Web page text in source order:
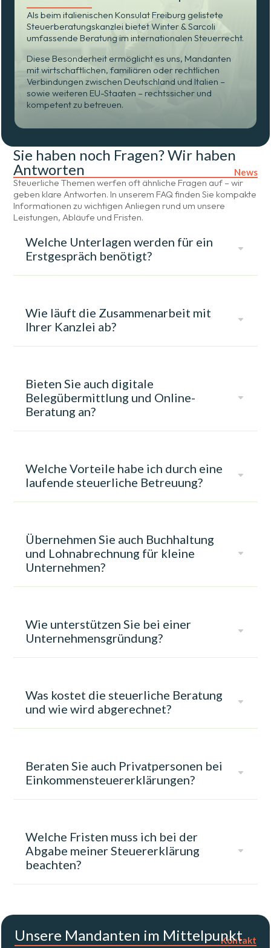
Als beim italienischen Konsulat Freiburg gelistete
Steuerberatungskanzlei bietet Winter & Sarcoli
umfassende Beratung im internationalen Steuerrecht.
Diese Besonderheit ermöglicht es uns, Mandanten
mit wirtschaftlichen, familiären oder rechtlichen
Verbindungen zwischen Deutschland und Italien –
sowie weiteren EU-Staaten – rechtssicher und
kompetent zu betreuen.
News
Sie haben noch Fragen? Wir haben
Antworten
Steuerliche Themen werfen oft ähnliche Fragen auf – wir
geben klare Antworten. In unserem FAQ finden Sie kompakte
Informationen zu wichtigen Anliegen rund um unsere
Leistungen, Abläufe und Fristen.
C
Welche Unterlagen werden für ein
Erstgespräch benötigt?
C
Wie läuft die Zusammenarbeit mit
Ihrer Kanzlei ab?
C
Bieten Sie auch digitale
Belegübermittlung und Online-
Beratung an?
C
Welche Vorteile habe ich durch eine
laufende steuerliche Betreuung?
C
Übernehmen Sie auch Buchhaltung
und Lohnabrechnung für kleine
Unternehmen?
C
Wie unterstützen Sie bei einer
Unternehmensgründung?
C
Was kostet die steuerliche Beratung
und wie wird abgerechnet?
C
Beraten Sie auch Privatpersonen bei
Einkommensteuererklärungen?
C
Welche Fristen muss ich bei der
Abgabe meiner Steuererklärung
beachten?
Kontakt
Unsere Mandanten im Mittelpunkt